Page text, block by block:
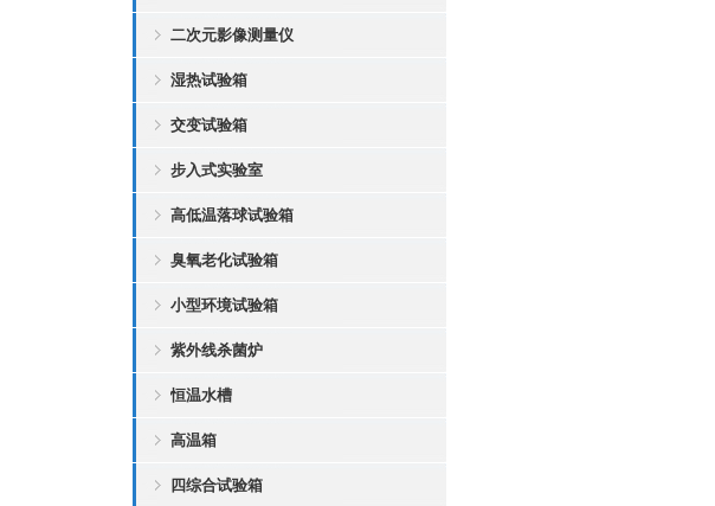
二次元影像测量仪
湿热试验箱
交变试验箱
步入式实验室
高低温落球试验箱
臭氧老化试验箱
小型环境试验箱
紫外线杀菌炉
恒温水槽
高温箱
四综合试验箱